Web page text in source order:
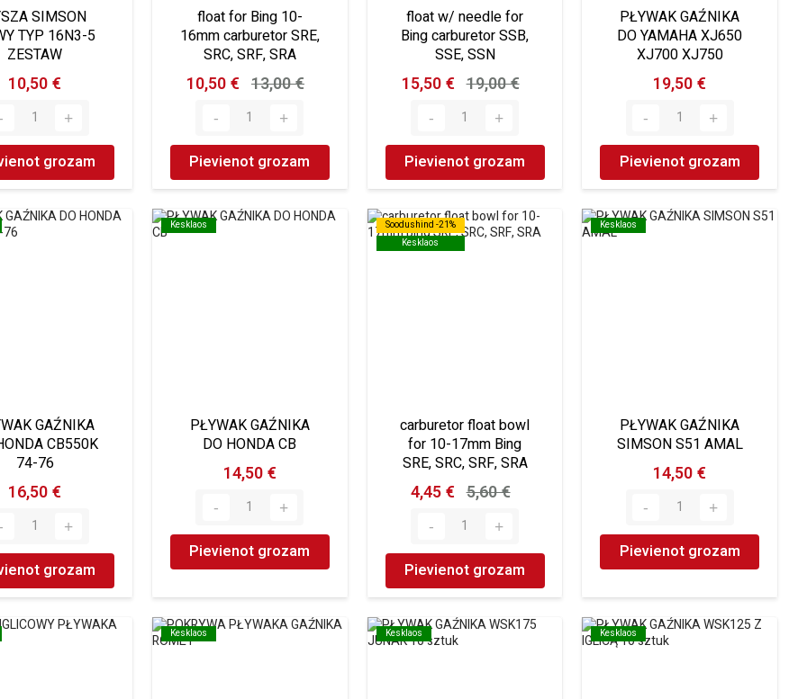
SIMSON
TYP 16N3-5
ZESTAW
10,50 €
grozam
float for Bing 10-
16mm carburetor SRE,
SRC, SRF, SRA
10,50 € 13,00 €
Pievienot grozam
float w/ needle for
Bing carburetor SSB,
SSE, SSN
15,50 € 19,00 €
Pievienot grozam
PŁYWAK GAŹNIKA
DO YAMAHA XJ650
XJ700 XJ750
19,50 €
Pievienot grozam
GAŹNIKA
CB550K
74-76
16,50 €
grozam
Kesklaos
Kesklaos
PŁYWAK GAŹNIKA
DO HONDA CB
14,50 €
Pievienot grozam
Soodushind -21%
Kesklaos
Soodushind -21%
Kesklaos
carburetor float bowl
for 10-17mm Bing
SRE, SRC, SRF, SRA
4,45 € 5,60 €
Pievienot grozam
Kesklaos
Kesklaos
PŁYWAK GAŹNIKA
SIMSON S51 AMAL
14,50 €
Pievienot grozam
Kesklaos
Kesklaos Kesklaos
Kesklaos Kesklaos
Kesklaos